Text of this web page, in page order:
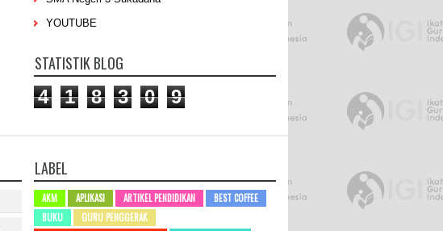
YOUTUBE
STATISTIK BLOG
4 1 8 3 0 9
LABEL
AKM APLIKASI ARTIKEL PENDIDIKAN
BEST COFFEE
BUKU
GURU PENGGERAK